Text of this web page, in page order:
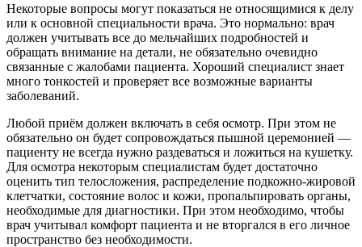
Некоторые вопросы могут показаться не относящимися к делу
или к основной специальности врача. Это нормально: врач
должен учитывать все до мельчайших подробностей и
обращать внимание на детали, не обязательно очевидно
связанные с жалобами пациента. Хороший специалист знает
много тонкостей и проверяет все возможные варианты
заболеваний.
Любой приём должен включать в себя осмотр. При этом не
обязательно он будет сопровождаться пышной церемонией —
пациенту не всегда нужно раздеваться и ложиться на кушетку.
Для осмотра некоторым специалистам будет достаточно
оценить тип телосложения, распределение подкожно-жировой
клетчатки, состояние волос и кожи, пропальпировать органы,
необходимые для диагностики. При этом необходимо, чтобы
врач учитывал комфорт пациента и не вторгался в его личное
пространство без необходимости.